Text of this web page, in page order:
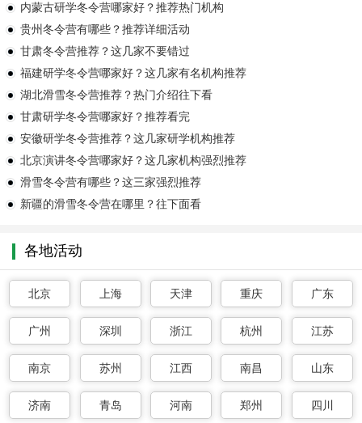
内蒙古研学冬令营哪家好？推荐热门机构
贵州冬令营有哪些？推荐详细活动
甘肃冬令营推荐？这几家不要错过
福建研学冬令营哪家好？这几家有名机构推荐
湖北滑雪冬令营推荐？热门介绍往下看
甘肃研学冬令营哪家好？推荐看完
安徽研学冬令营推荐？这几家研学机构推荐
北京演讲冬令营哪家好？这几家机构强烈推荐
滑雪冬令营有哪些？这三家强烈推荐
新疆的滑雪冬令营在哪里？往下面看
各地活动
北京 上海 天津 重庆 广东
广州 深圳 浙江 杭州 江苏
南京 苏州 江西 南昌 山东
济南 青岛 河南 郑州 四川